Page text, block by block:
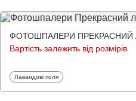
ФОТОШПАЛЕРИ ПРЕКРАСНИЙ
Вартість залежить від розмірів
Фотошпалери
Лавандові поля